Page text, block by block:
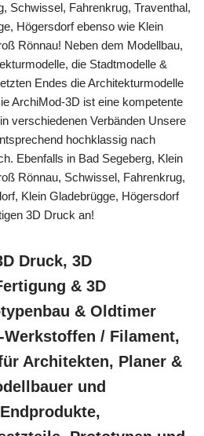
Schwissel, Fahrenkrug, Traventhal,
Högersdorf ebenso wie Klein
Rönnau! Neben dem Modellbau,
die Stadtmodelle &
Endes die Architekturmodelle
ArchiMod-3D ist eine kompetente
verschiedenen Verbänden Unsere
hochklassig nach
Ebenfalls in Bad Segeberg, Klein
Rönnau, Schwissel, Fahrenkrug,
Klein Gladebrügge, Högersdorf
3D Druck an!
Druck, 3D
& 3D
& Oldtimer
Werkstoffen / Filament,
Architekten, Planer &
und